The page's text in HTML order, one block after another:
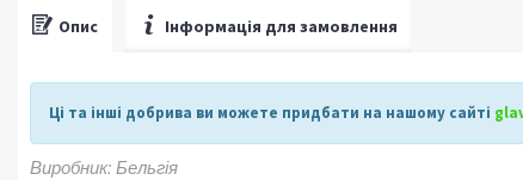
Опис Інформація для замовлення
Ці та інші добрива ви можете придбати на нашому сайті
Виробник: Бельгія